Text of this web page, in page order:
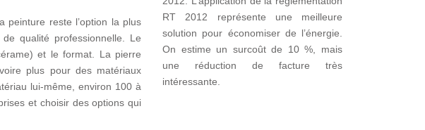
peinture reste l’option la plus
qualité professionnelle. Le
et le format. La pierre
plus pour des matériaux
lui-même, environ 100 à
et choisir des options qui
RT 2012 représente une meilleure
solution pour économiser de l’énergie.
On estime un surcoût de 10 %, mais
une réduction de facture très
intéressante.